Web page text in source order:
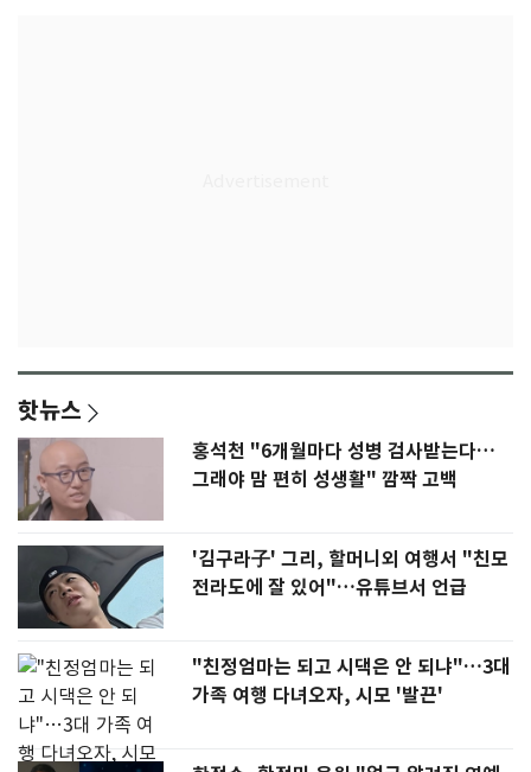
핫뉴스
홍석천 "6개월마다 성병 검사받는다…
그래야 맘 편히 성생활" 깜짝 고백
'김구라子' 그리, 할머니외 여행서 "친모
전라도에 잘 있어"…유튜브서 언급
"친정엄마는 되고 시댁은 안 되냐"…3대
가족 여행 다녀오자, 시모 '발끈'